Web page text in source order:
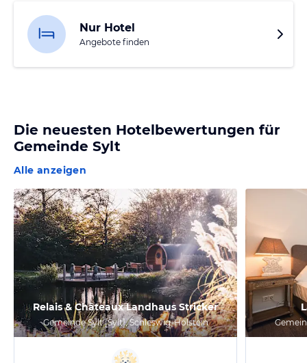
Nur Hotel
Angebote finden
Die neuesten Hotelbewertungen für
Gemeinde Sylt
Alle anzeigen
Relais & Châteaux Landhaus Stricker
Gemeinde Sylt [Sylt], Schleswig-Holstein